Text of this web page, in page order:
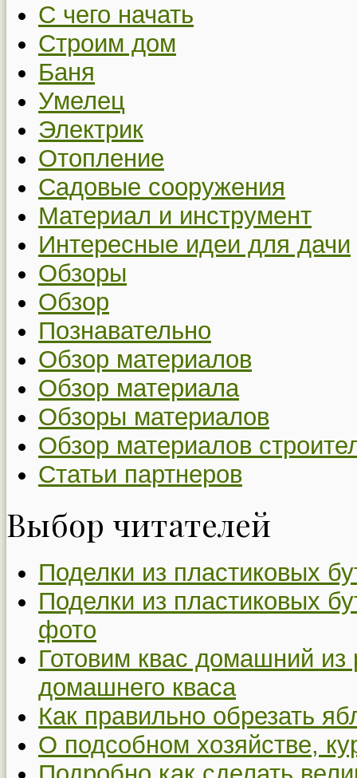
С чего начать
Строим дом
Баня
Умелец
Электрик
Отопление
Садовые сооружения
Материал и инструмент
Интересные идеи для дачи
Обзоры
Обзор
Познавательно
Обзор материалов
Обзор материала
Обзоры материалов
Обзор материалов
Статьи партнеров
Выбор читателей
Поделки из пластиковых
Поделки из пластиковых
фото
Готовим квас домашний
домашнего кваса
Как правильно обрезать
О подсобном хозяйстве,